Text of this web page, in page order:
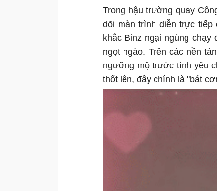
Trong hậu trường quay
dõi màn trình diễn trực tiếp
khắc Binz ngại ngùng chạy
ngọt ngào. Trên các nền
ngưỡng mộ trước tình yêu
thốt lên, đây chính là "bát